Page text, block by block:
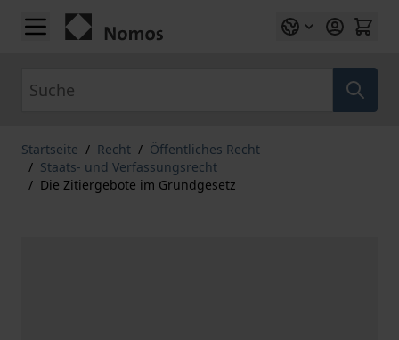
Zum Inhalt springen
Startseite / Recht / Öffentliches Recht
/ Staats- und Verfassungsrecht
/ Die Zitiergebote im Grundgesetz